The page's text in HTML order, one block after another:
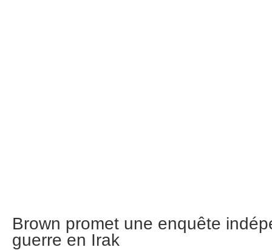
Brown promet une enquête
guerre en Irak